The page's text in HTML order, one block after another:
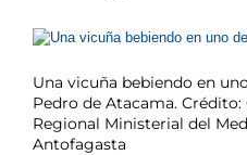
Una vicuña bebiendo en
Pedro de Atacama.
Regional Ministerial del
Antofagasta